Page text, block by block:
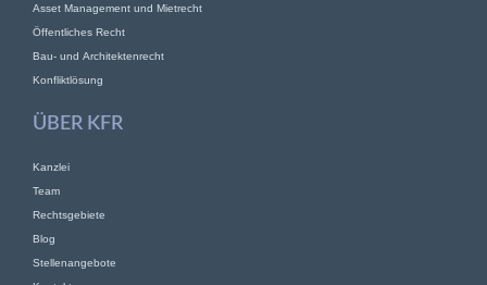
Asset Management und Mietrecht
Öffentliches Recht
Bau- und Architektenrecht
Konfliktlösung
ÜBER KFR
Kanzlei
Team
Rechtsgebiete
Blog
Stellenangebote